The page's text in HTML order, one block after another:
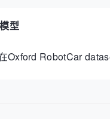
型
Oxford RobotCar